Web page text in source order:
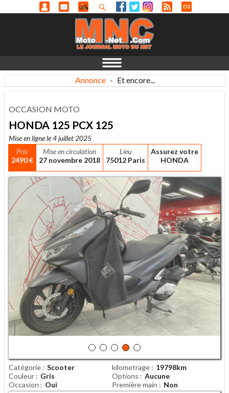
Annonce - Et encore...
OCCASION MOTO
HONDA 125 PCX 125
Mise en ligne le 4 juillet 2025
Prix
2490 €
Mise en circulation
27 novembre 2018
Lieu
75012 Paris
Assurez votre
HONDA
Catégorie Scooter kilometrage
19798km
Couleur
Gris Options
Aucune
Occasion
Oui Première main
Non